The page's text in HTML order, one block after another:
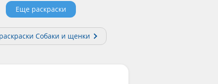
Еще раскраски
Собаки и щенки